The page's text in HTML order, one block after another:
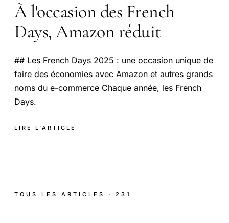
À l'occasion des French
Days, Amazon réduit
## Les French Days 2025 : une occasion unique de
faire des économies avec Amazon et autres grands
noms du e-commerce Chaque année, les French
Days.
LIRE L'ARTICLE
TOUS LES ARTICLES · 231